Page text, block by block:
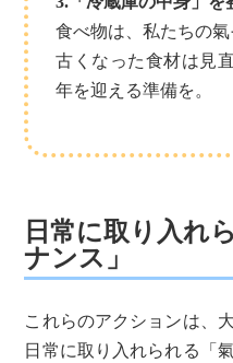
食べ物は、私たちの氣
古くなった食材は見
年を迎える準備を。
日常に取り入れ
ナンス」
これらのアクションは、
日常に取り入れられる「